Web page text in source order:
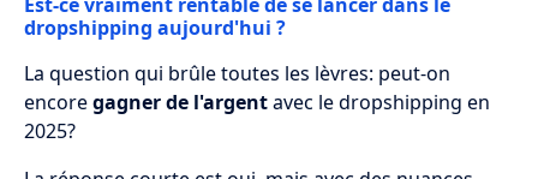
dropshipping aujourd'hui ?
La question qui brûle toutes les lèvres: peut-on
encoregagner de l'argentavec le dropshipping en
2025?